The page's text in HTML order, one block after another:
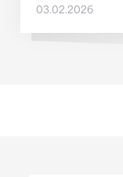
03.02.2026